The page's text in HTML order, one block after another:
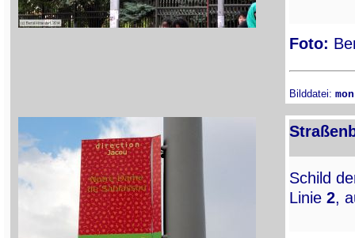
Foto:
Bilddatei:
Schild
Linie 2,